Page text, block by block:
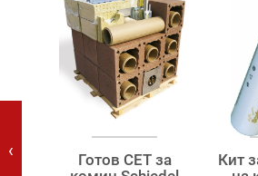
Готов СЕТ за
Кит
‹